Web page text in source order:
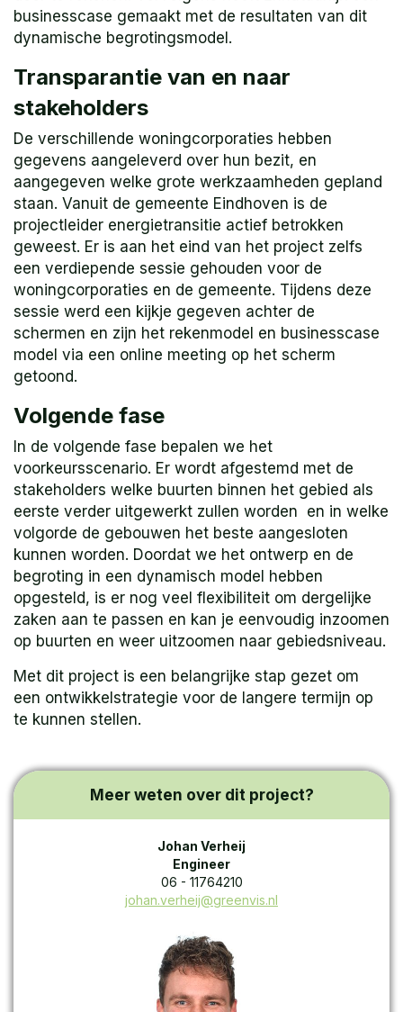
businesscase gemaakt met de resultaten van dit
dynamische begrotingsmodel.
Transparantie van en naar
stakeholders
De verschillende woningcorporaties hebben
gegevens aangeleverd over hun bezit, en
aangegeven welke grote werkzaamheden gepland
staan. Vanuit de gemeente Eindhoven is de
projectleider energietransitie actief betrokken
geweest. Er is aan het eind van het project zelfs
een verdiepende sessie gehouden voor de
woningcorporaties en de gemeente. Tijdens deze
sessie werd een kijkje gegeven achter de
schermen en zijn het rekenmodel en businesscase
model via een online meeting op het scherm
getoond.
Volgende fase
In de volgende fase bepalen we het
voorkeursscenario. Er wordt afgestemd met de
stakeholders welke buurten binnen het gebied als
eerste verder uitgewerkt zullen worden en in welke
volgorde de gebouwen het beste aangesloten
kunnen worden. Doordat we het ontwerp en de
begroting in een dynamisch model hebben
opgesteld, is er nog veel flexibiliteit om dergelijke
zaken aan te passen en kan je eenvoudig inzoomen
op buurten en weer uitzoomen naar gebiedsniveau.
Met dit project is een belangrijke stap gezet om
een ontwikkelstrategie voor de langere termijn op
te kunnen stellen.
Meer weten over dit project?
Johan Verheij
Engineer
06 - 11764210
johan.verheij@greenvis.nl